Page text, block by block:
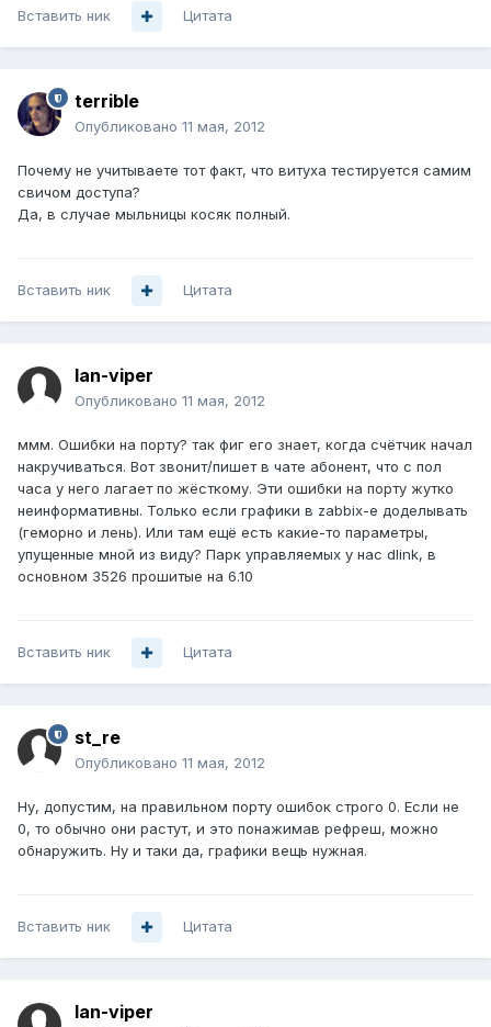
Вставить ник Цитата
terrible
Опубликовано 11 мая, 2012
Почему не учитываете тот факт, что витуха тестируется самим
свичом доступа?
Да, в случае мыльницы косяк полный.
Вставить ник Цитата
lan-viper
Опубликовано 11 мая, 2012
ммм. Ошибки на порту? так фиг его знает, когда счётчик начал
накручиваться. Вот звонит/пишет в чате абонент, что с пол
часа у него лагает по жёсткому. Эти ошибки на порту жутко
неинформативны. Только если графики в zabbix-е доделывать
(геморно и лень). Или там ещё есть какие-то параметры,
упущенные мной из виду? Парк управляемых у нас dlink, в
основном 3526 прошитые на 6.10
Вставить ник Цитата
st_re
Опубликовано 11 мая, 2012
Ну, допустим, на правильном порту ошибок строго 0. Если не
0, то обычно они растут, и это понажимав рефреш, можно
обнаружить. Ну и таки да, графики вещь нужная.
Вставить ник Цитата
lan-viper